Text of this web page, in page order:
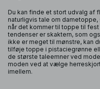
Du kan finde et stort udvalg af
naturligvis tale om
når det kommer til toppe til
tendenser er skaktern, som
ikke er meget til mønstre, kan
tilføje toppe i pistaciegrønne
de største taleemner ved
moden ved at vælge
imellem.